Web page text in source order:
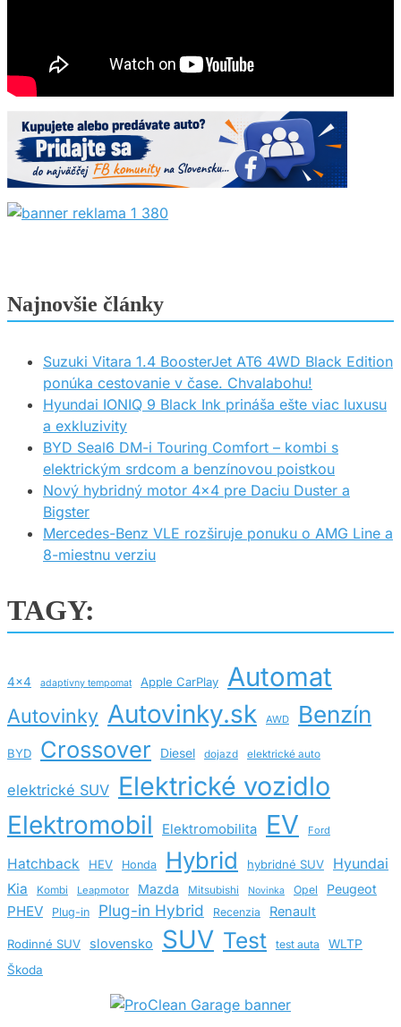
Najnovšie články
Suzuki Vitara 1.4 BoosterJet AT6 4WD Black Edition
ponúka cestovanie v čase. Chvalabohu!
Hyundai IONIQ 9 Black Ink prináša ešte viac luxusu
a exkluzivity
BYD Seal6 DM-i Touring Comfort – kombi s
elektrickým srdcom a benzínovou poistkou
Nový hybridný motor 4×4 pre Daciu Duster a
Bigster
Mercedes-Benz VLE rozširuje ponuku o AMG Line a
8-miestnu verziu
TAGY:
4x4 adaptívny tempomat Apple CarPlay Automat
Autovinky Autovinky.sk AWD Benzín
BYD Crossover Diesel dojazd elektrické auto
elektrické SUV Elektrické vozidlo
Elektromobil Elektromobilita EV Ford
Hatchback HEV Honda Hybrid hybridné SUV
Hyundai
Kia
Kombi Leapmotor Mazda Mitsubishi Novinka Opel Peugeot
PHEV Plug-in Plug-in Hybrid Recenzia Renault
Rodinné SUV slovensko SUV Test test auta
WLTP
Škoda